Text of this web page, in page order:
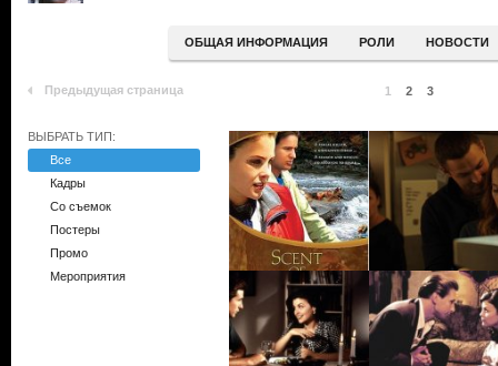
ОБЩАЯ ИНФОРМАЦИЯ РОЛИ НОВОСТИ
Предыдущая страница 1 2 3
ВЫБРАТЬ ТИП:
Все
Кадры
Со съемок
Постеры
Промо
Мероприятия